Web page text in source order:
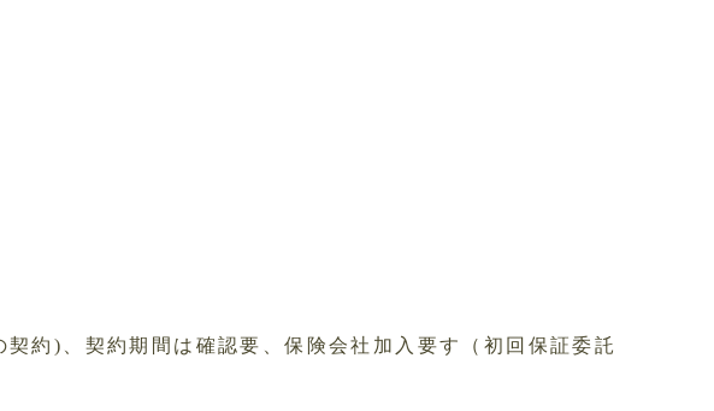
約)、契約期間は確認要、保険会社加入要す（初回保証委託